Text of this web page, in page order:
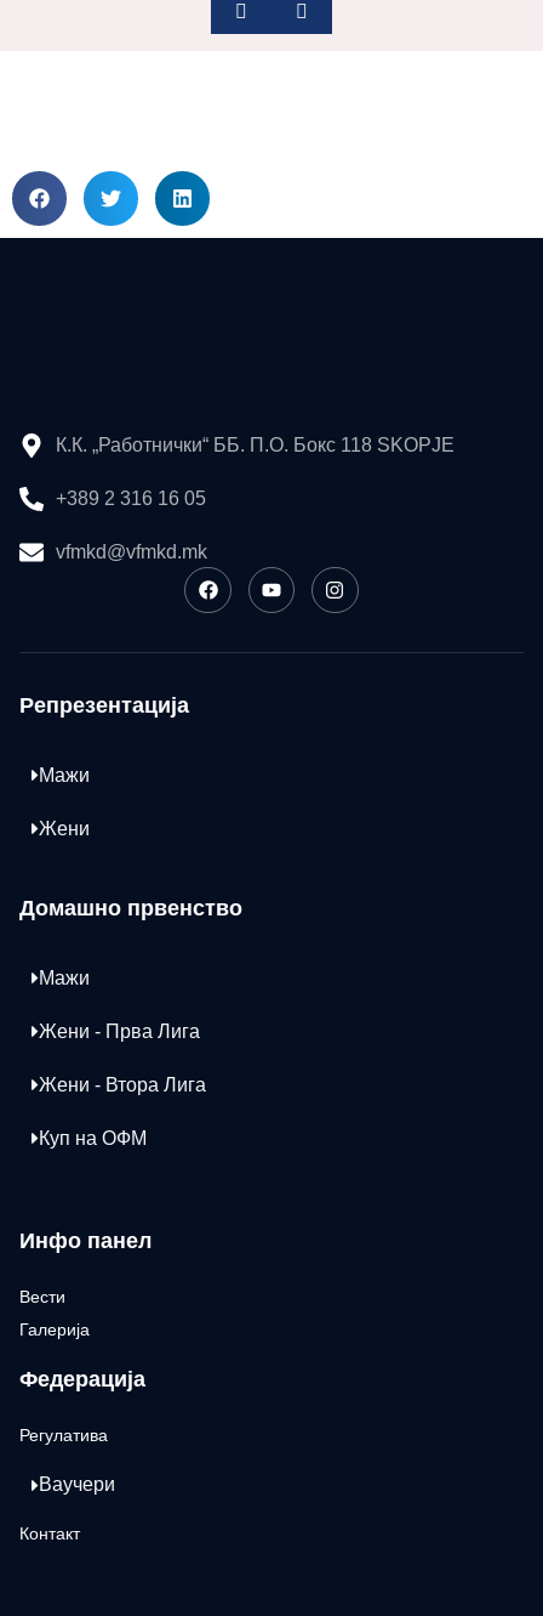
К.К. „Работнички“ ББ. П.О. Бокс 118 SKOPJE
+389 2 316 16 05
vfmkd@vfmkd.mk
Репрезентација
Мажи
Жени
Домашно првенство
Мажи
Жени - Прва Лига
Жени - Втора Лига
Куп на ОФМ
Инфо панел
Вести
Галерија
Федерација
Регулатива
Ваучери
Контакт